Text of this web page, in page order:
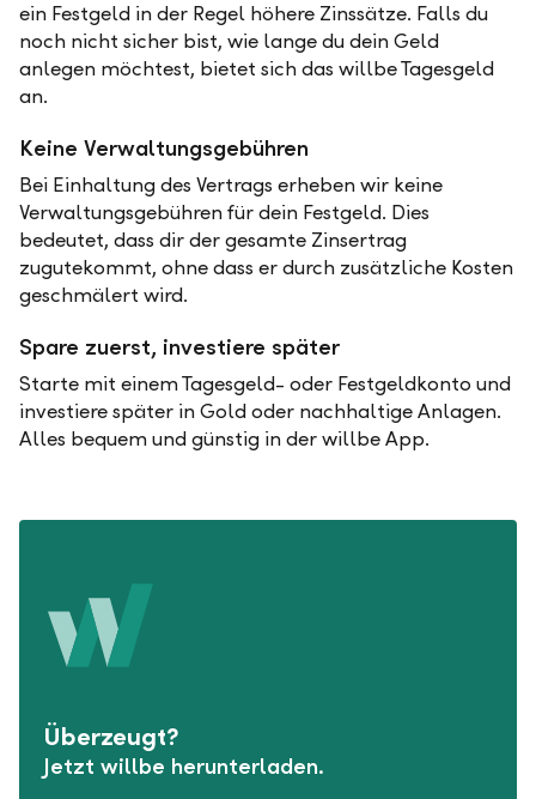
ein Festgeld in der Regel höhere Zinssätze. Falls du
noch nicht sicher bist, wie lange du dein Geld
anlegen möchtest, bietet sich das willbe Tagesgeld
an.
Keine Verwaltungsgebühren
Bei Einhaltung des Vertrags erheben wir keine
Verwaltungsgebühren für dein Festgeld. Dies
bedeutet, dass dir der gesamte Zinsertrag
zugutekommt, ohne dass er durch zusätzliche Kosten
geschmälert wird.
Spare zuerst, investiere später
Starte mit einem Tagesgeld- oder Festgeldkonto und
investiere später in Gold oder nachhaltige Anlagen.
Alles bequem und günstig in der willbe App.
Überzeugt?
Jetzt willbe herunterladen.